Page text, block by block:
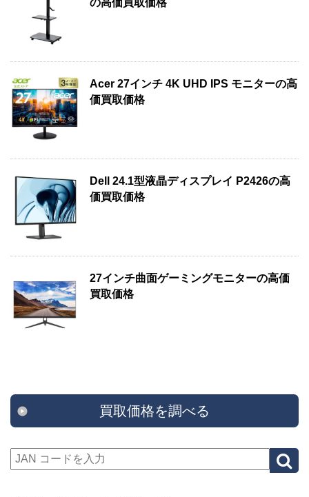
の高価買取価格
Acer 27インチ 4K UHD IPS モニターの高
価買取価格
Dell 24.1型液晶ディスプレイ P2426の高
価買取価格
27インチ曲面ゲーミングモニターの高価
買取価格
買取価格を調べる